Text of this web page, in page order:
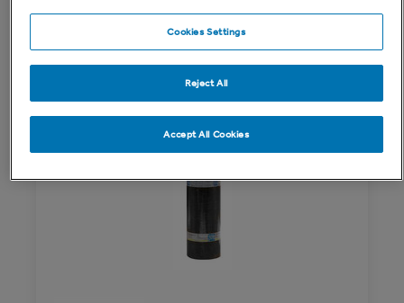
Cookies Settings
Reject All
Accept All Cookies